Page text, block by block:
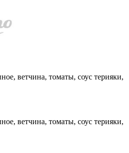
ветчина, томаты, соус терияки,
ветчина, томаты, соус терияки,